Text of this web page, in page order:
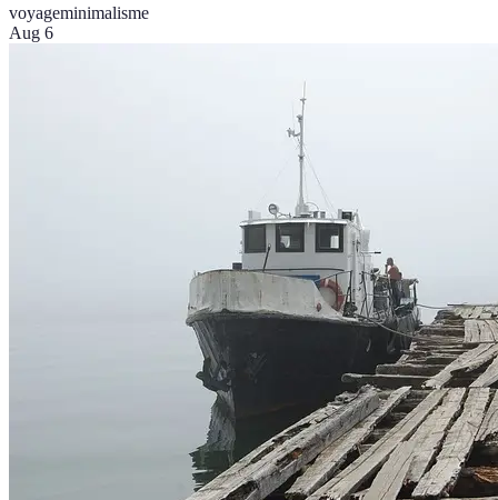
voyageminimalisme
Aug 6